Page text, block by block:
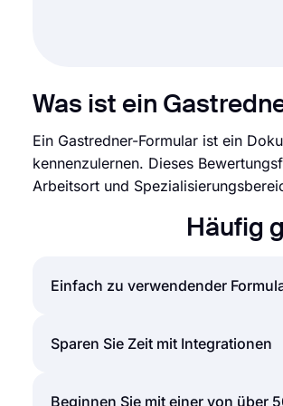
Was ist ein
Ein Gastredner-Formular ist ein
kennenzulernen. Dieses
Arbeitsort und
Häufig
Einfach zu verwendender
Das Erstellen von Online-
mit nur wenigen Klicks über die
Sparen Sie Zeit mit Integrationen
Formulare und Umfragen, die
Beginnen Sie mit einer von über